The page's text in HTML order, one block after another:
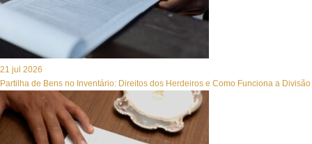
21 jul 2026
Partilha de Bens no Inventário: Direitos dos Herdeiros e Como Funciona a Divisão